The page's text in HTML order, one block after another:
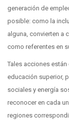
generación de
posible: como la
alguna, convierten a
como referentes en
Tales acciones
educación superior,
sociales y energía
reconocer en cada
regiones